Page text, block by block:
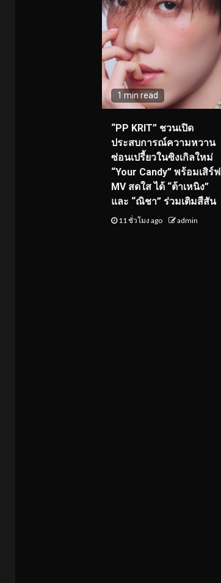
1 min read
“PP KRIT” ชวนเปิด
ประสบการณ์ความหวาน
ซ่อนเปรี้ยวในซิงเกิลใหม่
“Your Candy” พร้อมเสิร์ฟ
MV สดใส ได้ “ต้าเหนิง”
และ “ณิชา” ร่วมเติมสีสัน
11 ชั่วโมง ago admin